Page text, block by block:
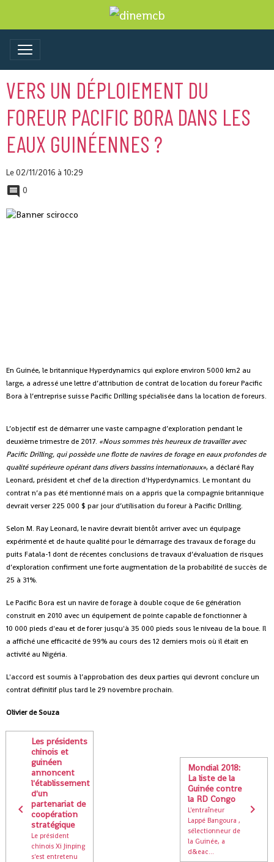
VERS UN DÉPLOIEMENT DU
FOREUR PACIFIC BORA DANS LES
EAUX GUINÉENNES ?
Le 02/11/2016 à 10:29
0
En Guinée, le britannique Hyperdynamics qui explore environ 5000 km2 au
large, a adressé une lettre d’attribution de contrat de location du foreur Pacific
Bora à l’entreprise suisse Pacific Drilling spécialisée dans la location de foreurs.
L’objectif est de démarrer une vaste campagne d’exploration pendant le
deuxième trimestre de 2017. «Nous sommes très heureux de travailler avec
Pacific Drilling, qui possède une flotte de navires de forage en eaux profondes de
qualité supérieure opérant dans divers bassins internationaux», a déclaré Ray
Leonard, président et chef de la direction d'Hyperdynamics. Le montant du
contrat n’a pas été mentionné mais on a appris que la compagnie britannique
devrait verser 225 000 $ par jour d’utilisation du foreur à Pacific Drilling.
Selon M. Ray Leonard, le navire devrait bientôt arriver avec un équipage
expérimenté et de haute qualité pour le démarrage des travaux de forage du
puits Fatala-1 dont de récentes conclusions de travaux d’évaluation de risques
d’exploration confirment une forte augmentation de la probabilité de succès de
25 à 31%.
Le Pacific Bora est un navire de forage à double coque de 6e génération
construit en 2010 avec un équipement de pointe capable de fonctionner à
10 000 pieds d'eau et de forer jusqu'à 35 000 pieds sous le niveau de la boue. Il
a affiché une efficacité de 99% au cours des 12 derniers mois où il était en
activité au Nigéria.
L'accord est soumis à l’approbation des deux parties qui devront conclure un
contrat définitif plus tard le 29 novembre prochain.
Olivier de Souza
Les présidents
chinois et
guinéen
annoncent
l'établissement
d'un
partenariat de
coopération
stratégique
Le président
chinois Xi Jinping
s'est entretenu
Mondial 2018:
La liste de la
Guinée contre
la RD Congo
L'entraîneur
Lappé Bangoura ,
sélectionneur de
la Guinée, a
d&eac...